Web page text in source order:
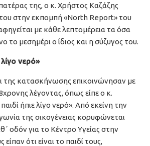
της, ο κ. Χρήστος Καζάζης
του στην εκπομπή «North Report» του
με κάθε λεπτομέρεια τα όσα
το μεσημέρι ο ίδιος και η σύζυγος του.
νερό»
της κατασκήνωσης επικοινώνησαν με
λέγοντας, όπως είπε ο κ.
ήπιε λίγο νερό». Από εκείνη την
της οικογένειας κορυφώνεται
οδόν για το Κέντρο Υγείας στην
ότι είναι το παιδί τους,